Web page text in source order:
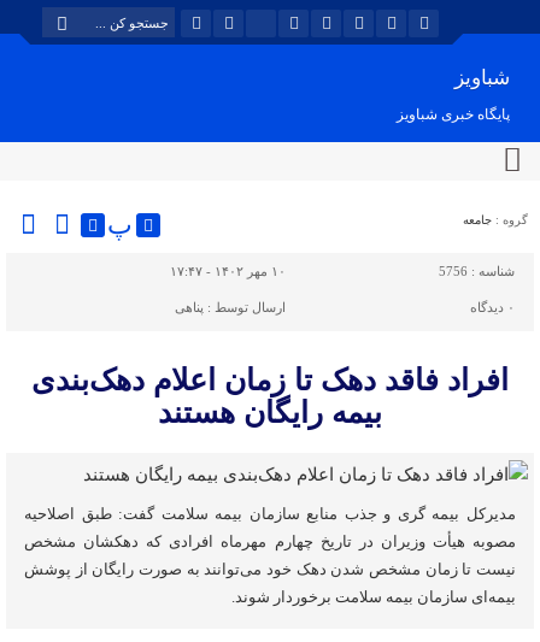
شباویز
پایگاه خبری شباویز
گروه : جامعه پ
شناسه : 5756 ۱۰ مهر ۱۴۰۲ - ۱۷:۴۷
۰ دیدگاه ارسال توسط : پناهی
افراد فاقد دهک تا زمان اعلام دهک‌بندی
بیمه رایگان هستند
مدیرکل بیمه گری و جذب منابع سازمان بیمه سلامت گفت: طبق اصلاحیه
مصوبه هیأت وزیران در تاریخ چهارم مهرماه افرادی که دهکشان مشخص
نیست تا زمان مشخص شدن دهک خود می‌توانند به صورت رایگان از پوشش
بیمه‌ای سازمان بیمه سلامت برخوردار شوند.